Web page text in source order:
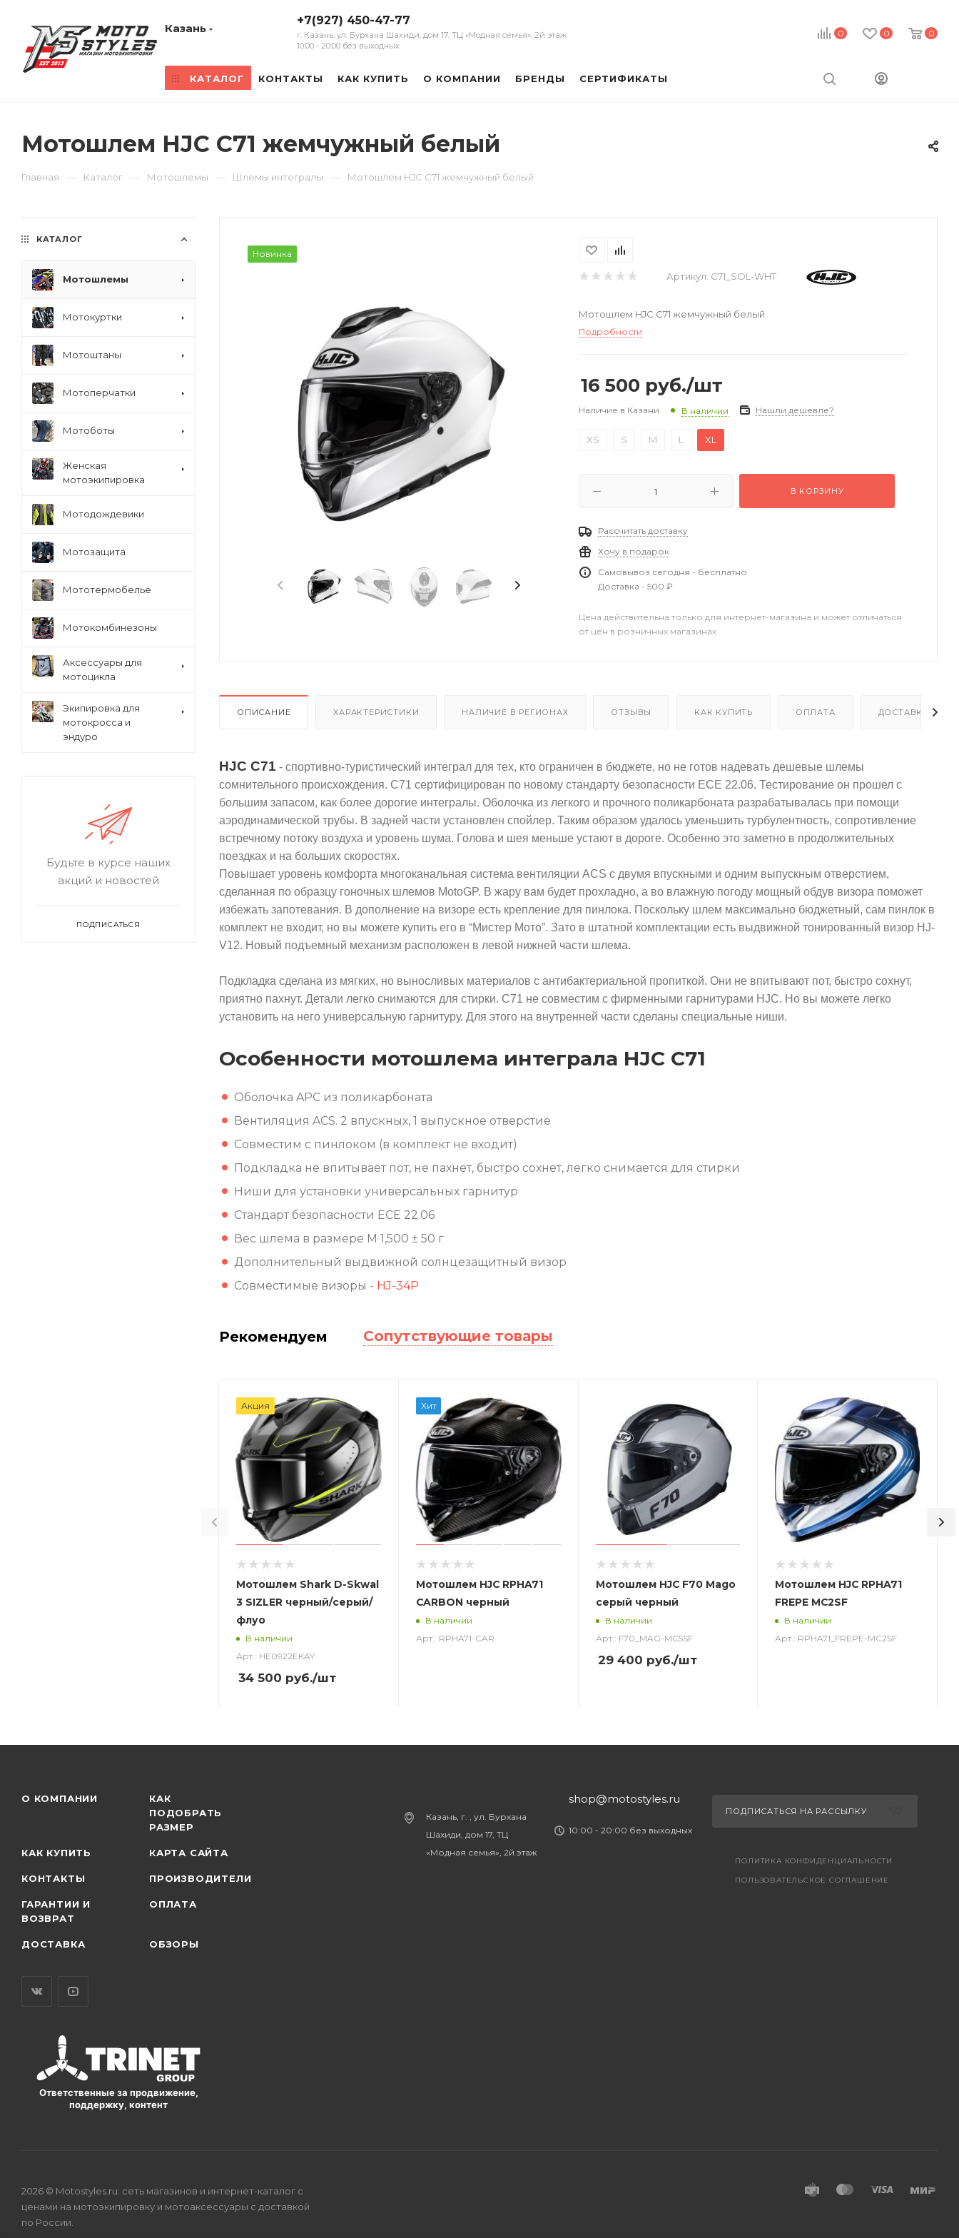
0 0 0
Казань
+7(927) 450-47-77
г. Казань, ул. Бурхана Шахиди, дом 17, ТЦ «Модная семья», 2й этаж
10:00 - 20:00 без выходных
КАТАЛОГ КОНТАКТЫ КАК КУПИТЬ О КОМПАНИИ БРЕНДЫ СЕРТИФИКАТЫ
Мотошлем HJC C71 жемчужный белый
Главная — Каталог — Мотошлемы — Шлемы интегралы — Мотошлем HJC C71 жемчужный белый
Новинка
Артикул: C71_SOL-WHT
Мотошлем HJC C71 жемчужный белый
Подробности
16 500 руб./шт
Наличие в Казани В наличии Нашли дешевле?
XS S M L XL
В КОРЗИНУ
Рассчитать доставку
Хочу в подарок
Самовывоз сегодня - бесплатно
Доставка - 500 ₽
Цена действительна только для интернет-магазина и может отличаться
от цен в розничных магазинах
ОПИСАНИЕ ХАРАКТЕРИСТИКИ НАЛИЧИЕ В РЕГИОНАХ ОТЗЫВЫ КАК КУПИТЬ ОПЛАТА ДОСТАВКА
HJC C71 - спортивно-туристический интеграл для тех, кто ограничен в бюджете, но не готов надевать дешевые шлемы
сомнительного происхождения. C71 сертифицирован по новому стандарту безопасности ECE 22.06. Тестирование он прошел с
большим запасом, как более дорогие интегралы. Оболочка из легкого и прочного поликарбоната разрабатывалась при помощи
аэродинамической трубы. В задней части установлен спойлер. Таким образом удалось уменьшить турбулентность, сопротивление
встречному потоку воздуха и уровень шума. Голова и шея меньше устают в дороге. Особенно это заметно в продолжительных
поездках и на больших скоростях.
Повышает уровень комфорта многоканальная система вентиляции ACS с двумя впускными и одним выпускным отверстием,
сделанная по образцу гоночных шлемов MotoGP. В жару вам будет прохладно, а во влажную погоду мощный обдув визора поможет
избежать запотевания. В дополнение на визоре есть крепление для пинлока. Поскольку шлем максимально бюджетный, сам пинлок в
комплект не входит, но вы можете купить его в “Мистер Мото”. Зато в штатной комплектации есть выдвижной тонированный визор HJ-
V12. Новый подъемный механизм расположен в левой нижней части шлема.
Подкладка сделана из мягких, но выносливых материалов с антибактериальной пропиткой. Они не впитывают пот, быстро сохнут,
приятно пахнут. Детали легко снимаются для стирки. C71 не совместим с фирменными гарнитурами HJC. Но вы можете легко
установить на него универсальную гарнитуру. Для этого на внутренней части сделаны специальные ниши.
Особенности мотошлема интеграла HJC C71
Оболочка APC из поликарбоната
Вентиляция ACS. 2 впускных, 1 выпускное отверстие
Совместим с пинлоком (в комплект не входит)
Подкладка не впитывает пот, не пахнет, быстро сохнет, легко снимается для стирки
Ниши для установки универсальных гарнитур
Стандарт безопасности ECE 22.06
Вес шлема в размере M 1,500 ± 50 г
Дополнительный выдвижной солнцезащитный визор
Совместимые визоры - HJ-34P
Рекомендуем Сопутствующие товары
Акция
Мотошлем Shark D-Skwal
3 SIZLER черный/серый/
флуо
В наличии
Арт.: HE0922EKAY
34 500 руб./шт
Хит
Мотошлем HJC RPHA71
CARBON черный
В наличии
Арт.: RPHA71-CAR
Мотошлем HJC F70 Mago
серый черный
В наличии
Арт.: F70_MAG-MC5SF
29 400 руб./шт
Мотошлем HJC RPHA71
FREPE MC2SF
В наличии
Арт.: RPHA71_FREPE-MC2SF
КАТАЛОГ
Мотошлемы
Мотокуртки
Мотоштаны
Мотоперчатки
Мотоботы
Женская
мотоэкипировка
Мотодождевики
Мотозащита
Мототермобелье
Мотокомбинезоны
Аксессуары для
мотоцикла
Экипировка для
мотокросса и
эндуро
Будьте в курсе наших
акций и новостей
ПОДПИСАТЬСЯ
О КОМПАНИИ
КАК
ПОДОБРАТЬ
РАЗМЕР
КАК КУПИТЬ КАРТА САЙТА
КОНТАКТЫ ПРОИЗВОДИТЕЛИ
ГАРАНТИИ И
ВОЗВРАТ
ОПЛАТА
ДОСТАВКА ОБЗОРЫ
Ответственные за продвижение,
поддержку, контент
Казань, г. , ул. Бурхана
Шахиди, дом 17, ТЦ
«Модная семья», 2й этаж
shop@motostyles.ru
10:00 - 20:00 без выходных
ПОДПИСАТЬСЯ НА РАССЫЛКУ
ПОЛИТИКА КОНФИДЕНЦИАЛЬНОСТИ
ПОЛЬЗОВАТЕЛЬСКОЕ СОГЛАШЕНИЕ
2026 © Motostyles.ru: сеть магазинов и интернет-каталог с
ценами на мотоэкипировку и мотоаксессуары с доставкой
по России.